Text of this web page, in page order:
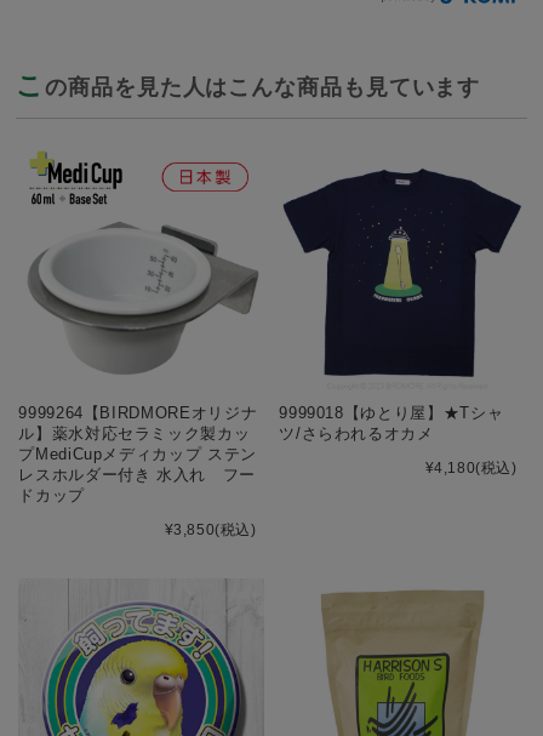
こ の商品を見た人はこんな商品も見ています
9999264【BIRDMOREオリジナ
ル】薬水対応セラミック製カッ
プMediCupメディカップ ステン
レスホルダー付き 水入れ フー
ドカップ
¥3,850(税込)
9999018【ゆとり屋】★Tシャ
ツ/さらわれるオカメ
¥4,180(税込)